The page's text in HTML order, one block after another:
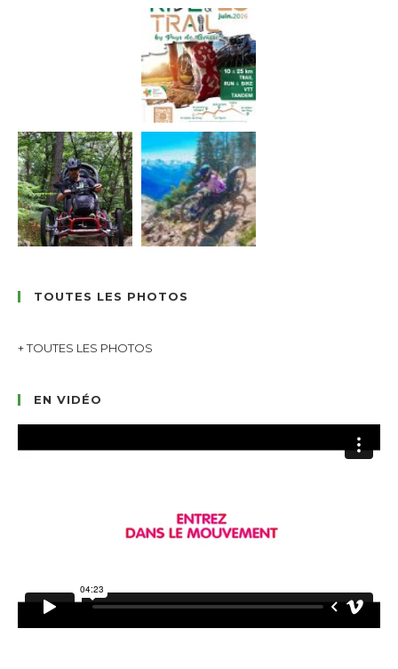
TOUTES LES PHOTOS
+ TOUTES LES PHOTOS
EN VIDÉO